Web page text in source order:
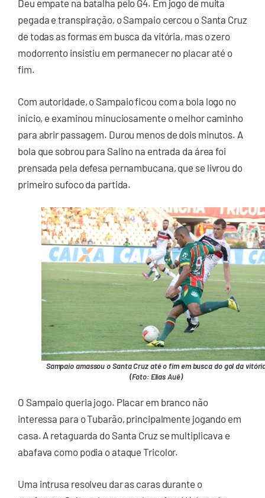
Deu empate na batalha pelo G4. Em jogo de muita
pegada e transpiração, o Sampaio cercou o Santa Cruz
de todas as formas em busca da vitória, mas o zero
modorrento insistiu em permanecer no placar até o
fim.
Com autoridade, o Sampaio ficou com a bola logo no
início, e examinou minuciosamente o melhor caminho
para abrir passagem. Durou menos de dois minutos. A
bola que sobrou para Salino na entrada da área foi
prensada pela defesa pernambucana, que se livrou do
primeiro sufoco da partida.
Sampaio amassou o Santa Cruz até o fim em busca do gol da
(Foto: Elias Auê)
O Sampaio queria jogo. Placar em branco não
interessa para o Tubarão, principalmente jogando em
casa. A retaguarda do Santa Cruz se multiplicava e
abafava como podia o ataque Tricolor.
Uma intrusa resolveu dar as caras durante o